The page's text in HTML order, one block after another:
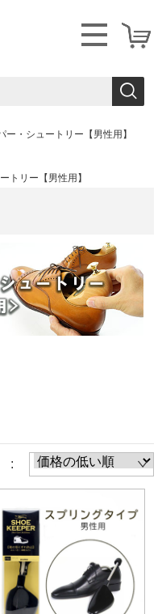
ー・シュートリー【男性用】
トリー【男性用】
: